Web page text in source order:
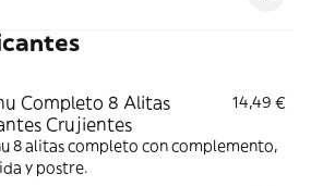
Completo 8 Alitas
Crujientes
14,49 €
8 alitas completo con complemento,
y postre.